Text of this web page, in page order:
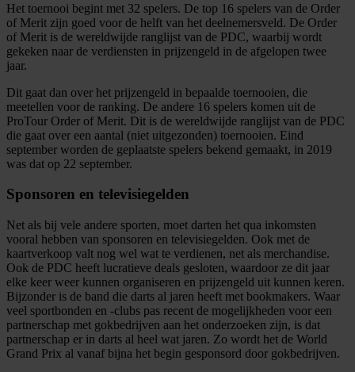
Het toernooi begint met 32 spelers. De top 16 spelers van de Order
of Merit zijn goed voor de helft van het deelnemersveld. De Order
of Merit is de wereldwijde ranglijst van de PDC, waarbij wordt
gekeken naar de verdiensten in prijzengeld in de afgelopen twee
jaar.
Dit gaat dan over het prijzengeld in bepaalde toernooien, die
meetellen voor de ranking. De andere 16 spelers komen uit de
ProTour Order of Merit. Dit is de wereldwijde ranglijst van de PDC
die gaat over een aantal (niet uitgezonden) toernooien. Eind
september worden de geplaatste spelers bekend gemaakt, in 2019
was dat op 22 september.
Sponsoren en televisiegelden
Net als bij vele andere sporten, moet darten het qua inkomsten
vooral hebben van sponsoren en televisiegelden. Ook met de
kaartverkoop valt nog wel wat te verdienen, net als merchandise.
Ook de PDC heeft lucratieve deals gesloten, waardoor ze dit jaar
elke keer weer kunnen organiseren en prijzengeld uit kunnen keren.
Bijzonder is de band die darts al jaren heeft met bookmakers. Waar
veel sportbonden en -clubs pas recent de mogelijkheden voor een
partnerschap met gokbedrijven aan het onderzoeken zijn, is dat
partnerschap er in darts al heel wat jaren. Zo wordt het de World
Grand Prix al vanaf bijna het begin gesponsord door gokbedrijven.